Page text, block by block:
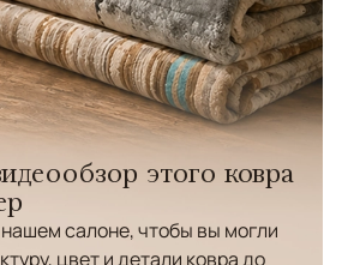
этого ковра
салоне, чтобы вы могли
цвет и детали ковра до